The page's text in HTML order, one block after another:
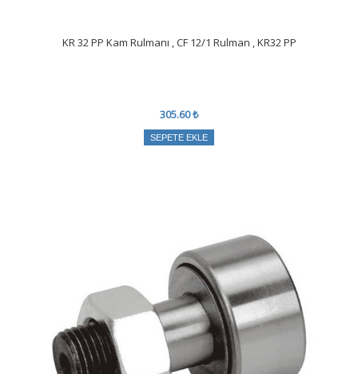
KR 32 PP Kam Rulmanı , CF 12/1 Rulman , KR32 PP
305.60 ₺
SEPETE EKLE